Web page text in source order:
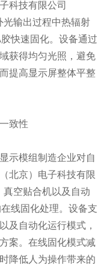
科技有限公司
输出过程中热辐射
快速固化。设备通过
获得均匀光照，避免
提高显示屏整体平整
致性
模组制造企业对自
北京）电子科技有限
空贴合机以及自动
线固化处理。设备支
及自动化运行模式，
案。在线固化模式减
降低人为操作带来的